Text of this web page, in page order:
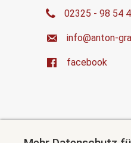
02325 - 98 54
ed.farg-
facebook